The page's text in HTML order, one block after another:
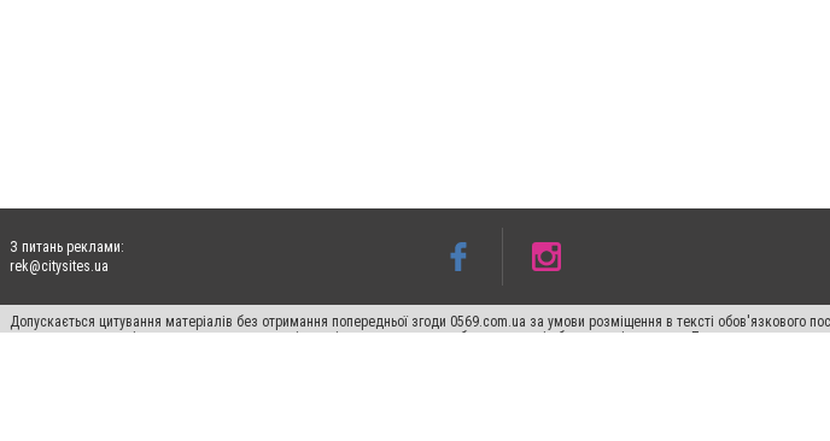
З питань реклами:
rek@citysites.ua
Допускається цитування матеріалів без отримання попередньої згоди 0569.com.ua за умови розміщення в тексті
пошукових систем гіперпосилання на цитовані статті не нижче другого абзацу в тексті або в якості джерела. Порушення